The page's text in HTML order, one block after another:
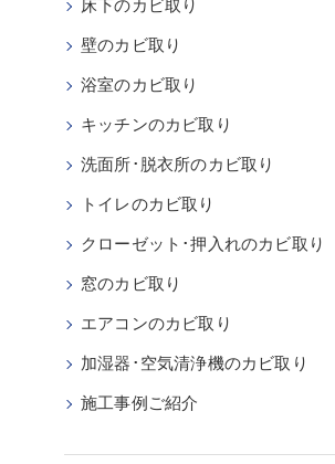
床下のカビ取り
壁のカビ取り
浴室のカビ取り
キッチンのカビ取り
洗面所･脱衣所のカビ取り
トイレのカビ取り
クローゼット･押入れのカビ取り
窓のカビ取り
エアコンのカビ取り
加湿器･空気清浄機のカビ取り
施工事例ご紹介